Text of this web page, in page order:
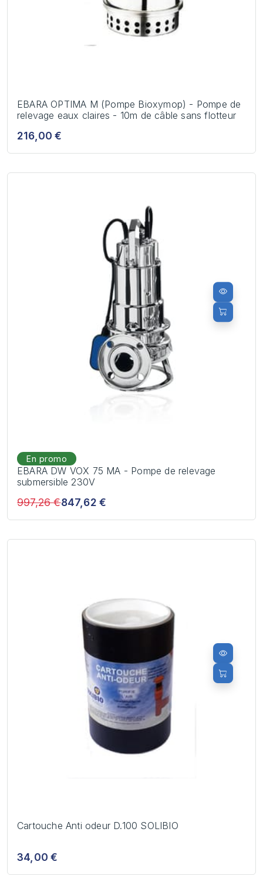
EBARA OPTIMA M (Pompe Bioxymop) - Pompe de
relevage eaux claires - 10m de câble sans flotteur
216,00 €
En promo
EBARA DW VOX 75 MA - Pompe de relevage
submersible 230V
997,26 €847,62 €
Cartouche Anti odeur D.100 SOLIBIO
34,00 €